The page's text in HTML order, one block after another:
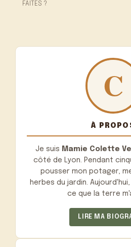
FAITES ?
À
Je suis Mamie Colette
côté de Lyon. Pendant
pousser mon potager,
herbes du jardin.
ce que la terre
LIRE MA